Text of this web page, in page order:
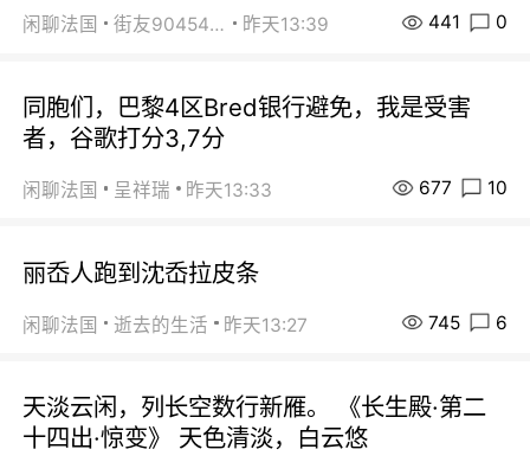
闲聊法国 街友90454511 昨天13:39 441 0
同胞们，巴黎4区Bred银行避免，我是受害
者，谷歌打分3,7分
闲聊法国 呈祥瑞 昨天13:33 677 10
丽岙人跑到沈岙拉皮条
闲聊法国 逝去的生活 昨天13:27 745 6
天淡云闲，列长空数行新雁。 《长生殿·第二
十四出·惊变》 天色清淡，白云悠